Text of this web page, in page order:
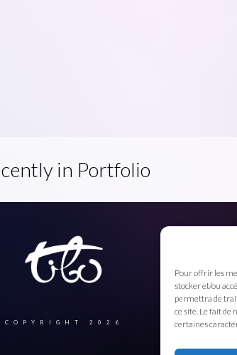
Pour offrir les
stocker et/ou
permettra de
ce site. Le fait
certaines
in Portfolio
COPYRIGHT 2026